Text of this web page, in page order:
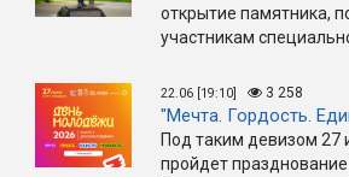
открытие памятника,
участникам
22.06 [19:10] 3 258
"Мечта. Гордость.
Под таким девизом 27
пройдет